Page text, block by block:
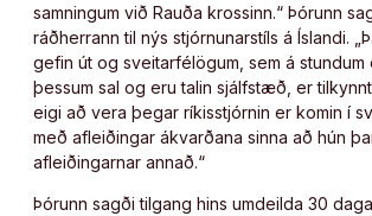
samningum við Rauða krossinn.“ Þórunn
ráðherrann til nýs stjórnunarstíls á Íslandi.
gefin út og sveitarfélögum, sem á
þessum sal og eru talin sjálfstæð, er
eigi að vera þegar ríkisstjórnin er komin í
með afleiðingar ákvarðana sinna að hún
afleiðingarnar annað.“
Þórunn sagði tilgang hins umdeilda 30